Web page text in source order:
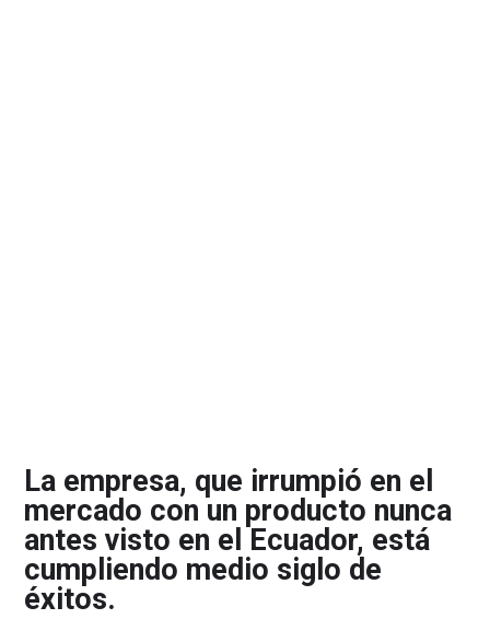
La empresa, que irrumpió en el
mercado con un producto nunca
antes visto en el Ecuador, está
cumpliendo medio siglo de
éxitos.